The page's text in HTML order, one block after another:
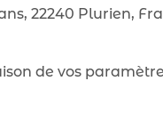
22240 Plurien,
de vos